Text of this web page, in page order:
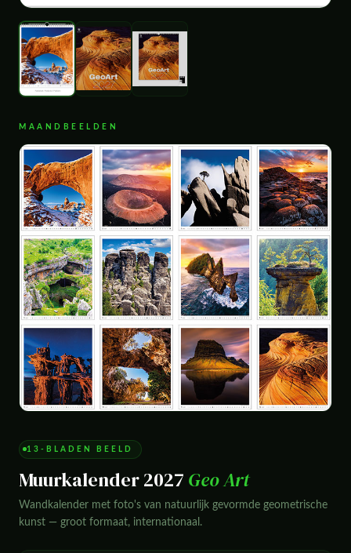
MAANDBEELDEN
13-BLADEN BEELD
Muurkalender 2027 Geo Art
Wandkalender met foto's van natuurlijk gevormde geometrische
kunst — groot formaat, internationaal.